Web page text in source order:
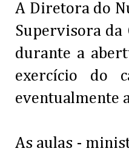
A Diretora do
Supervisora da
durante a
exercício do
eventualmente
As aulas -